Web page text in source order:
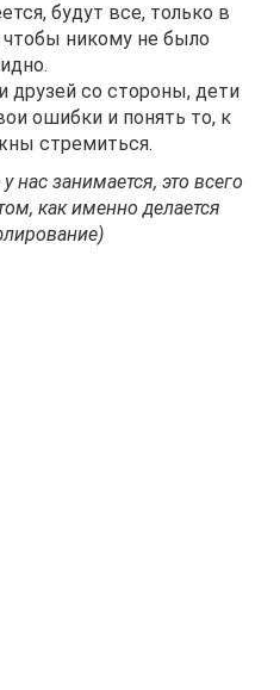
будут все, только в
никому не было
друзей со стороны, дети
ошибки и понять то, к
стремиться.
нас занимается, это всего
как именно делается